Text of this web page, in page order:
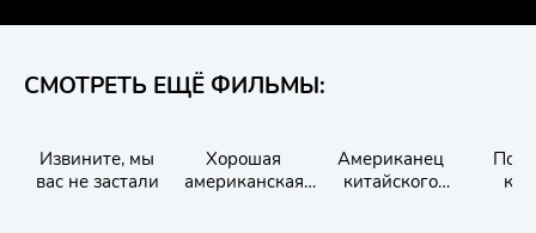
СМОТРЕТЬ ЕЩЁ ФИЛЬМЫ:
Извините, мы
вас не застали
Хорошая
американская
Американец
китайского
Под